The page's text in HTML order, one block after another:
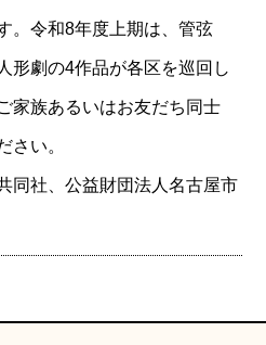
。令和8年度上期は、管弦
形劇の4作品が各区を巡回し
家族あるいはお友だち同士
さい。
同社、公益財団法人名古屋市